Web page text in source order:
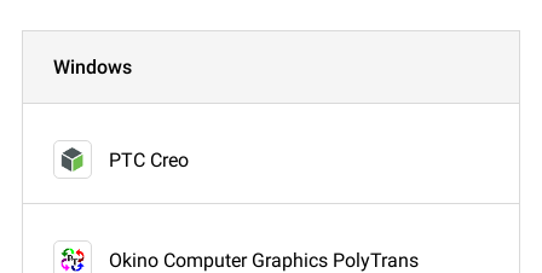
Windows
PTC Creo
Okino Computer Graphics PolyTrans